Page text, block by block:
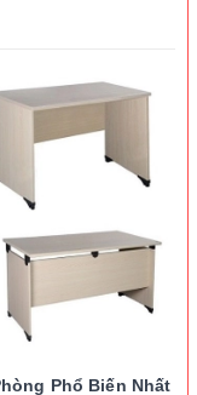
Phổ Biến Nhất